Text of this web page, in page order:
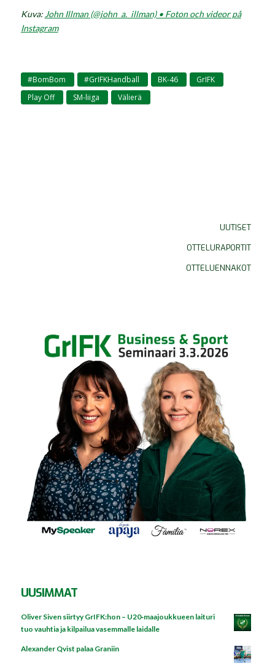
Kuva: John Illman (@john_a._illman) • Foton och videor på
Instagram
#BomBom #GrIFKHandball BK-46 GrIFK
Play Off SM-liiga Välierä
UUTISET
OTTELURAPORTIT
OTTELUENNAKOT
UUSIMMAT
Oliver Siven siirtyy GrIFK:hon – U20‑maajoukkueen laituri
tuo vauhtia ja kilpailua vasemmalle laidalle
Alexander Qvist palaa Graniin